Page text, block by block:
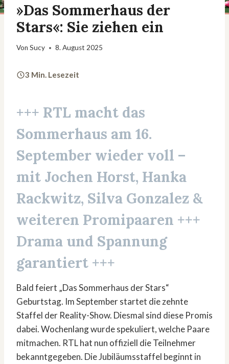
»Das Sommerhaus der
Stars«: Sie ziehen ein
Von Sucy 8. August 2025
3 Min. Lesezeit
+++ RTL macht das
Sommerhaus am 16.
September wieder voll –
mit Jochen Horst, Hanka
Rackwitz, Silva Gonzalez &
weiteren Promipaaren +++
Drama und Spannung
garantiert +++
Bald feiert „Das Sommerhaus der Stars“
Geburtstag. Im September startet die zehnte
Staffel der Reality-Show. Diesmal sind diese Promis
dabei. Wochenlang wurde spekuliert, welche Paare
mitmachen. RTL hat nun offiziell die Teilnehmer
bekanntgegeben. Die Jubiläumsstaffel beginnt in